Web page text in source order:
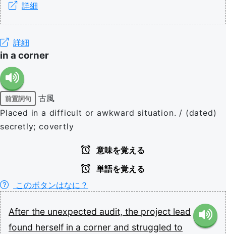
詳細
詳細
in a corner
前置詞句
古風
Placed in a difficult or awkward situation. / (dated)
secretly; covertly
意味を覚える
単語を覚える
このボタンはなに？
After the unexpected audit, the project lead
found herself in a corner and struggled to